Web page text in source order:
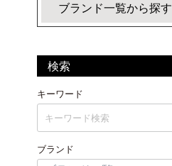
ブランド一覧から探す
検索
キーワード
ブランド